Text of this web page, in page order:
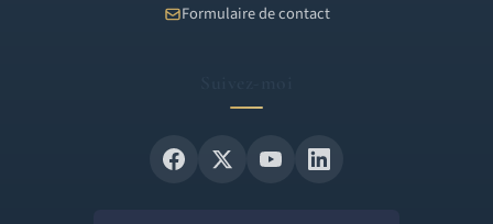
Formulaire de contact